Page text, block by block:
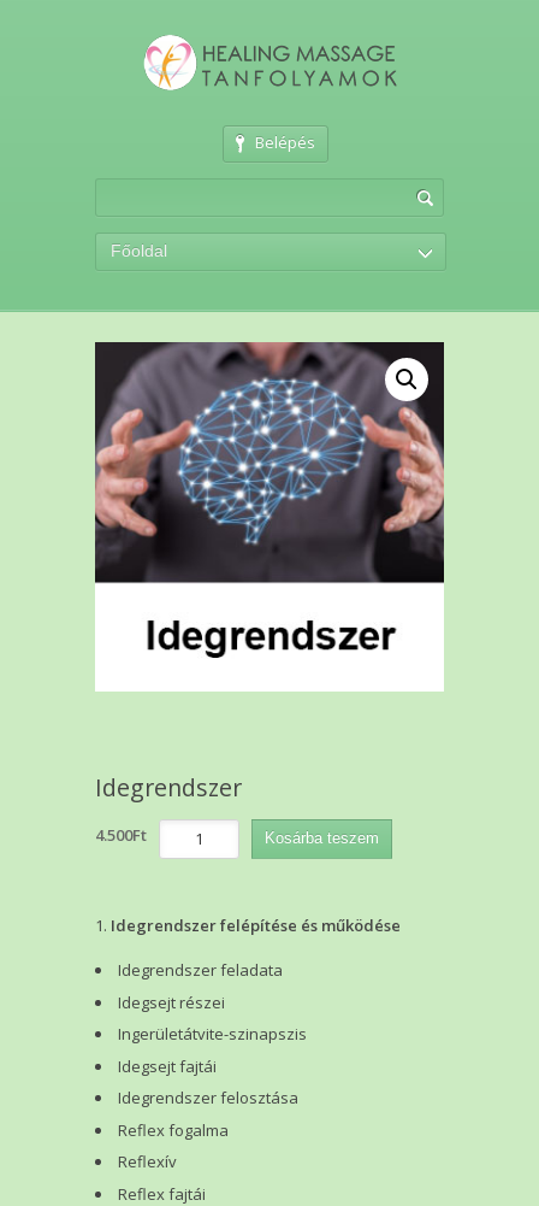
Belépés
Főoldal
Idegrendszer
4.500Ft
Idegrendszer
mennyiség
Kosárba teszem
Idegrendszer felépítése és működése
Idegrendszer feladata
Idegsejt részei
Ingerületátvite-szinapszis
Idegsejt fajtái
Idegrendszer felosztása
Reflex fogalma
Reflexív
Reflex fajtái